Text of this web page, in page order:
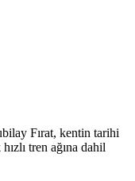
Fırat, kentin tarihi
tren ağına dahil